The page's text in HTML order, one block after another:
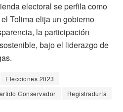
electoral se perfila como
Tolima elija un gobierno
la participación
bajo el liderazgo de
Elecciones 2023
Conservador Registraduría